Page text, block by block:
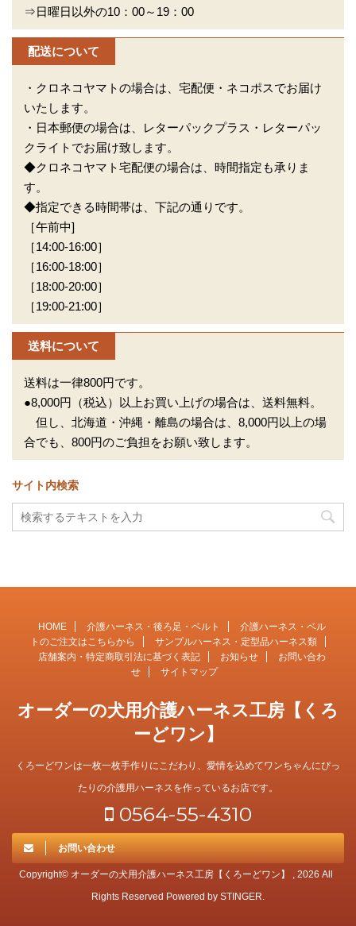
⇒日曜日以外の10：00～19：00
配送について
・クロネコヤマトの場合は、宅配便・ネコポスでお届け
いたします。
・日本郵便の場合は、レターパックプラス・レターパッ
クライトでお届け致します。
◆クロネコヤマト宅配便の場合は、時間指定も承りま
す。
◆指定できる時間帯は、下記の通りです。
［午前中]
［14:00-16:00］
［16:00-18:00］
［18:00-20:00］
［19:00-21:00］
送料について
送料は一律800円です。
●8,000円（税込）以上お買い上げの場合は、送料無料。
但し、北海道・沖縄・離島の場合は、8,000円以上の場
合でも、800円のご負担をお願い致します。
サイト内検索
HOME 介護ハーネス・後ろ足・ベルト
介護ハーネス・ベル
トのご注文はこちらから
サンプルハーネス・定型品ハーネス類
店舗案内・特定商取引法に基づく表記
お知らせ
お問い合わ
せ
サイトマップ
オーダーの犬用介護ハーネス工房【くろ
ーどワン】
くろーどワンは一枚一枚手作りにこだわり、愛情を込めてワンちゃんにぴっ
たりの介護用ハーネスを作っているお店です。
0564-55-4310
お問い合わせ
Copyright© オーダーの犬用介護ハーネス工房【くろーどワン】 , 2026 All
Rights Reserved Powered by STINGER.